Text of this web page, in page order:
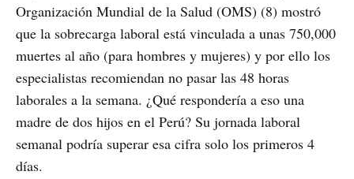
Organización Mundial de la Salud (OMS) (8) mostró
que la sobrecarga laboral está vinculada a unas 750,000
muertes al año (para hombres y mujeres) y por ello los
especialistas recomiendan no pasar las 48 horas
laborales a la semana. ¿Qué respondería a eso una
madre de dos hijos en el Perú? Su jornada laboral
semanal podría superar esa cifra solo los primeros 4
días.